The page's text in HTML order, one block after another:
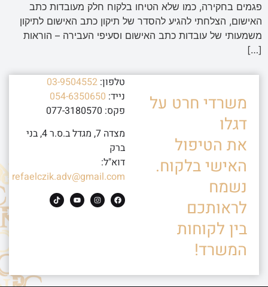
פגמים בחקירה, כמו שלא הטיחו בלקוח חלק מעובדות כתב
האישום, הצלחתי להגיע להסדר של תיקון כתב האישום לתיקון
משמעותי של עובדות כתב האישום וסעיפי העבירה – הוראות
[…]
משרדי חרט על
דגלו
את הטיפול
האישי בלקוח.
נשמח
לראותכם
בין לקוחות
המשרד!
טלפון: 03-9504552
נייד: 054-6350650
פקס: 077-3180570
מצדה 7, מגדל ב.ס.ר 4, בני
ברק
דוא"ל:
refaelczik.adv@gmail.com